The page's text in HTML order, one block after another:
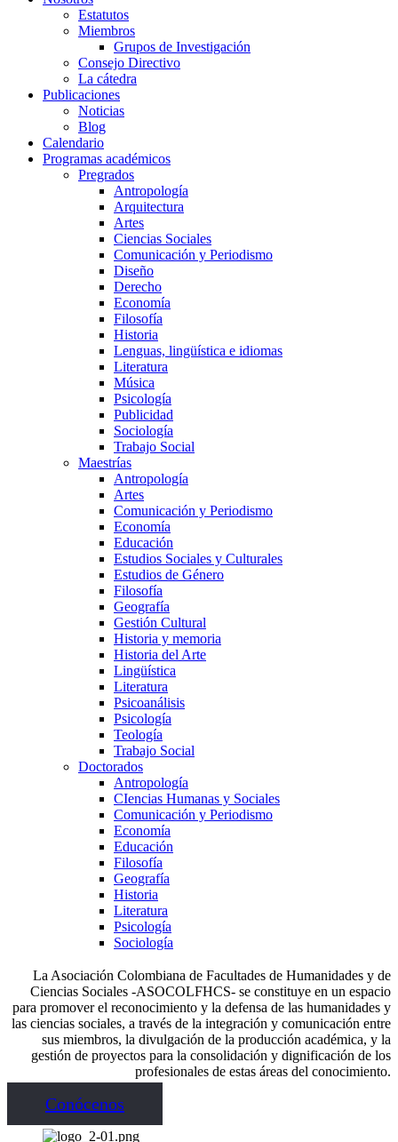
Estatutos
Miembros
Grupos de Investigación
Consejo Directivo
La cátedra
Publicaciones
Noticias
Blog
Calendario
Programas académicos
Pregrados
Antropología
Arquitectura
Artes
Ciencias Sociales
Comunicación y Periodismo
Diseño
Derecho
Economía
Filosofía
Historia
Lenguas, lingüística e idiomas
Literatura
Música
Psicología
Publicidad
Sociología
Trabajo Social
Maestrías
Antropología
Artes
Comunicación y Periodismo
Economía
Educación
Estudios Sociales y Culturales
Estudios de Género
Filosofía
Geografía
Gestión Cultural
Historia y memoria
Historia del Arte
Lingüística
Literatura
Psicoanálisis
Psicología
Teología
Trabajo Social
Doctorados
Antropología
CIencias Humanas y Sociales
Comunicación y Periodismo
Economía
Educación
Filosofía
Geografía
Historia
Literatura
Psicología
Sociología
La Asociación Colombiana de Facultades de Humanidades y de
Ciencias Sociales -ASOCOLFHCS- se constituye en un espacio
para promover el reconocimiento y la defensa de las humanidades y
las ciencias sociales, a través de la integración y comunicación entre
sus miembros, la divulgación de la producción académica, y la
gestión de proyectos para la consolidación y dignificación de los
profesionales de estas áreas del conocimiento.
Conócenos